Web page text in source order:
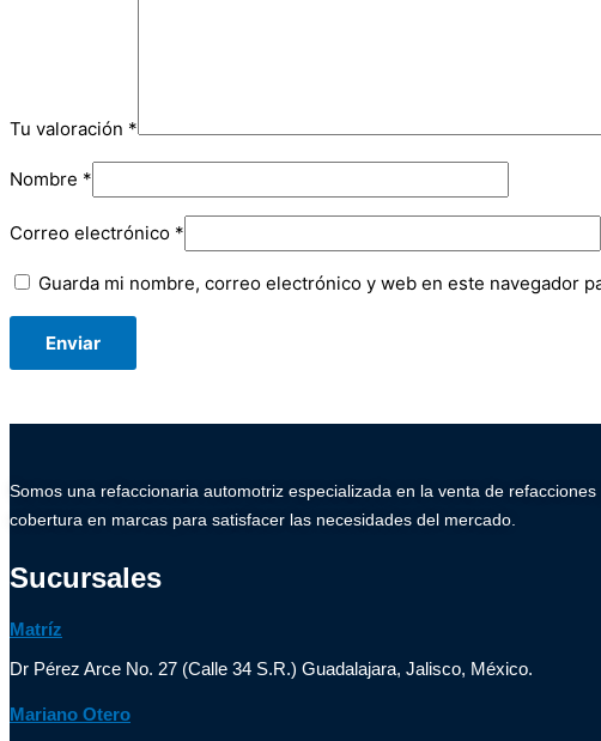
Tu valoración *
Nombre *
Correo electrónico *
Guarda mi nombre, correo electrónico y web en este navegador
Somos una refaccionaria automotriz especializada en la venta de
cobertura en marcas para satisfacer las necesidades del mercado.
Sucursales
Matríz
Dr Pérez Arce No. 27 (Calle 34 S.R.) Guadalajara, Jalisco, México.
Mariano Otero